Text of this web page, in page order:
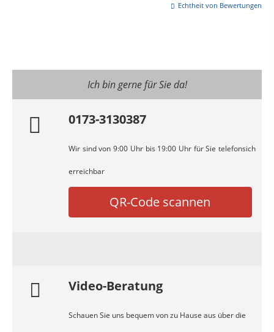
Echtheit von Bewertungen
Ich bin gerne für Sie da!
0173-3130387
Wir sind von 9:00 Uhr bis 19:00 Uhr für Sie telefonsich
erreichbar
QR-Code scannen
Video-Beratung
Schauen Sie uns bequem von zu Hause aus über die